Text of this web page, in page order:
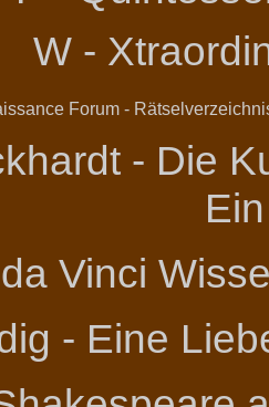
W -
Forum-
- Die
Vinci
- Eine